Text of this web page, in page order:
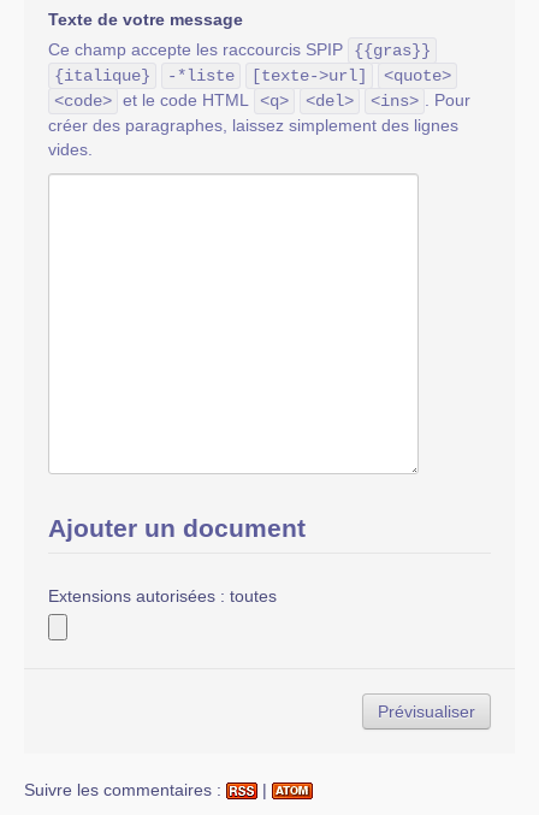
Texte de votre message
Ce champ accepte les raccourcis SPIP
{{gras}}
{italique}
-*liste [texte->url]
<quote>
<code> et le code HTML <q> <del> <ins>
. Pour
créer des paragraphes, laissez simplement des lignes
vides.
Ajouter un document
Extensions autorisées : toutes
Suivre les commentaires : |